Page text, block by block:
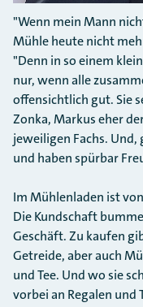
"Wenn mein Mann
Mühle heute nicht
"Denn in so einem
nur, wenn alle
offensichtlich gut. Sie
Zonka, Markus eher
jeweiligen Fachs. Und,
und haben spürbar
Im Mühlenladen ist
Die Kundschaft
Geschäft. Zu kaufen
Getreide, aber auch
und Tee. Und wo sie
vorbei an Regalen und